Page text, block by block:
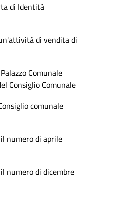
di Identità
di vendita di
Comunale
Consiglio Comunale
comunale
numero di aprile
numero di dicembre